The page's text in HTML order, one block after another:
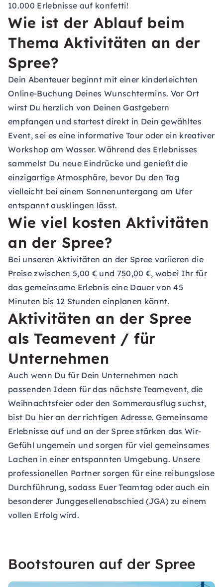
10.000 Erlebnisse auf konfetti!
Wie ist der Ablauf beim
Thema Aktivitäten an der
Spree?
Dein Abenteuer beginnt mit einer kinderleichten
Online-Buchung Deines Wunschtermins. Vor Ort
wirst Du herzlich von Deinen Gastgebern
empfangen und startest direkt in Dein gewähltes
Event, sei es eine informative Tour oder ein kreativer
Workshop am Wasser. Während des Erlebnisses
sammelst Du neue Eindrücke und genießt die
einzigartige Atmosphäre, bevor Du den Tag
vielleicht bei einem Sonnenuntergang am Ufer
entspannt ausklingen lässt.
Wie viel kosten Aktivitäten
an der Spree?
Bei unseren Aktivitäten an der Spree variieren die
Preise zwischen 5,00 € und 750,00 €, wobei Ihr für
das gemeinsame Erlebnis eine Dauer von 45
Minuten bis 12 Stunden einplanen könnt.
Aktivitäten an der Spree
als Teamevent / für
Unternehmen
Auch wenn Du für Dein Unternehmen nach
passenden Ideen für das nächste Teamevent, die
Weihnachtsfeier oder den Sommerausflug suchst,
bist Du hier an der richtigen Adresse. Gemeinsame
Erlebnisse auf und an der Spree stärken das Wir-
Gefühl ungemein und sorgen für viel gemeinsames
Lachen in einer entspannten Umgebung. Unsere
professionellen Partner sorgen für eine reibungslose
Durchführung, sodass Euer Teamtag oder auch ein
besonderer Junggesellenabschied (JGA) zu einem
vollen Erfolg wird.
Bootstouren auf der Spree